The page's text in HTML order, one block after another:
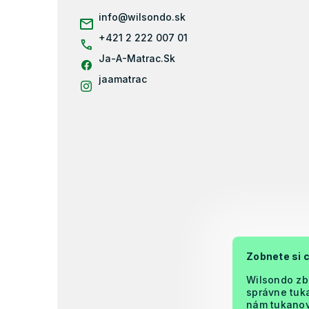
Zobnete si
Wilsondo
správne
nám
info@wilsondo.sk
+421 2 222 007 01
Ja-A-Matrac.Sk
jaamatrac